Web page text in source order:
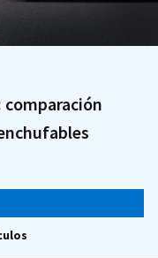
comparación